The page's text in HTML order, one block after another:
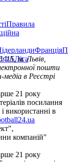
Правила
Франція
Ліга
15, м. Львів,
пошти
в Реєстрі
21 року
посилання
використанні в
компаній"
21 року